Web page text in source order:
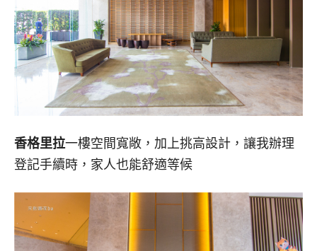
香格里拉一樓空間寬敞，加上挑高設計，讓我辦理
登記手續時，家人也能舒適等候